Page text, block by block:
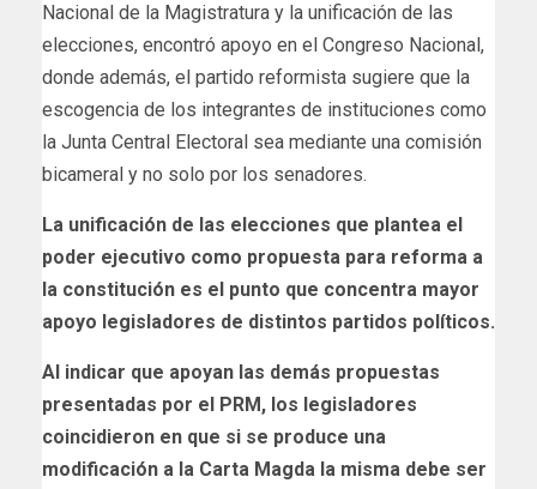
Nacional de la Magistratura y la unificación de las
elecciones, encontró apoyo en el Congreso Nacional,
donde además, el partido reformista sugiere que la
escogencia de los integrantes de instituciones como
la Junta Central Electoral sea mediante una comisión
bicameral y no solo por los senadores.
La unificación de las elecciones que plantea el
poder ejecutivo como propuesta para reforma a
la constitución es el punto que concentra mayor
apoyo legisladores de distintos partidos políticos.
Al indicar que apoyan las demás propuestas
presentadas por el PRM, los legisladores
coincidieron en que si se produce una
modificación a la Carta Magda la misma debe ser